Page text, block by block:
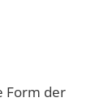
Form der